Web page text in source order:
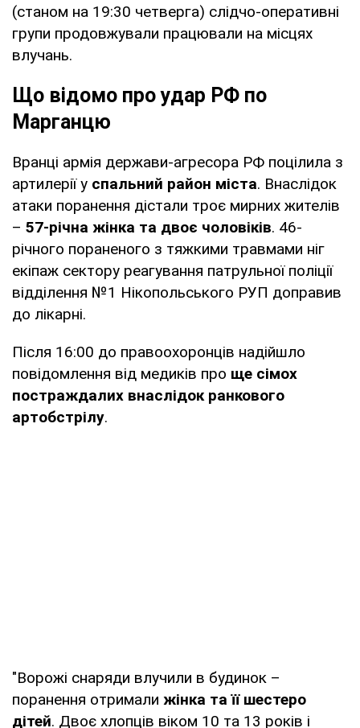
(станом на 19:30 четверга) слідчо-оперативні
групи продовжували працювали на місцях
влучань.
Що відомо про удар РФ по
Марганцю
Вранці армія держави-агресора РФ поцілила з
артилерії у спальний район міста. Внаслідок
атаки поранення дістали троє мирних жителів
– 57-річна жінка та двоє чоловіків. 46-
річного пораненого з тяжкими травмами ніг
екіпаж сектору реагування патрульної поліції
відділення №1 Нікопольського РУП доправив
до лікарні.
Після 16:00 до правоохоронців надійшло
повідомлення від медиків про ще сімох
постраждалих внаслідок ранкового
артобстрілу.
"Ворожі снаряди влучили в будинок –
поранення отримали жінка та її шестеро
дітей. Двоє хлопців віком 10 та 13 років і